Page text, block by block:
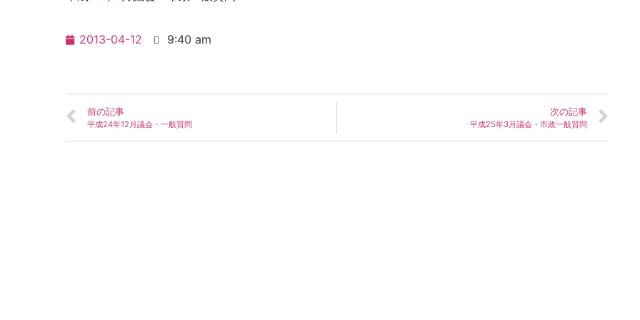
2013-04-12 9:40 am
前の記事
平成24年12月議会・一般質問
次の記事
平成25年3月議会・市政一般質問